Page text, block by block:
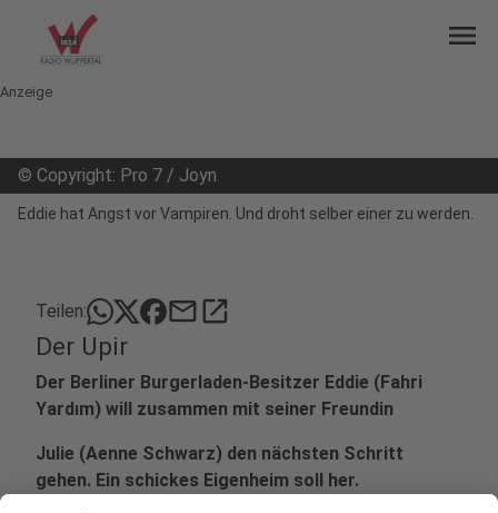
menu
Anzeige
© Copyright: Pro 7 / Joyn
Eddie hat Angst vor Vampiren. Und droht selber einer zu werden.
Teilen: mailopen_in_new
Der Upir
Der Berliner Burgerladen-Besitzer Eddie (Fahri
Yardım) will zusammen mit seiner Freundin
Julie (Aenne Schwarz) den nächsten Schritt
gehen. Ein schickes Eigenheim soll her.